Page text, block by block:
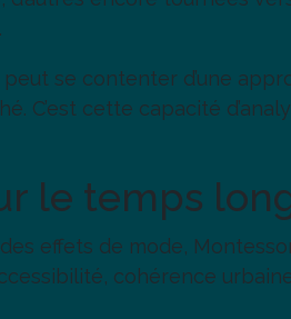
se contenter d’une
cette capacité
le temps
effets de mode,
cohérence